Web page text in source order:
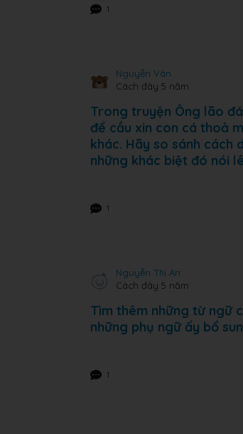
1
Nguyễn Vân
Cách đây 5 năm
Trong truyện Ông lão
để cầu xin con cá thoả
khác. Hãy so sánh
những khác biệt đó nói
1
Nguyễn Thị An
Cách đây 5 năm
Tìm thêm những từ ngữ
những phụ ngữ ấy bổ
1